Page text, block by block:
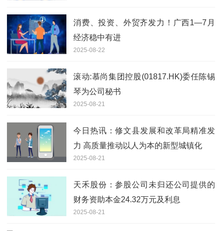
消费、投资、外贸齐发力！广西1—7月
经济稳中有进
2025-08-22
滚动:慕尚集团控股(01817.HK)委任陈锡
琴为公司秘书
2025-08-21
今日热讯：修文县发展和改革局精准发
力 高质量推动以人为本的新型城镇化
2025-08-21
天禾股份：参股公司未归还公司提供的
财务资助本金24.32万元及利息
2025-08-21